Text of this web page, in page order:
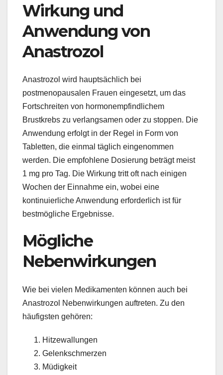
Wirkung und
Anwendung von
Anastrozol
Anastrozol wird hauptsächlich bei
postmenopausalen Frauen eingesetzt, um das
Fortschreiten von hormonempfindlichem
Brustkrebs zu verlangsamen oder zu stoppen. Die
Anwendung erfolgt in der Regel in Form von
Tabletten, die einmal täglich eingenommen
werden. Die empfohlene Dosierung beträgt meist
1 mg pro Tag. Die Wirkung tritt oft nach einigen
Wochen der Einnahme ein, wobei eine
kontinuierliche Anwendung erforderlich ist für
bestmögliche Ergebnisse.
Mögliche
Nebenwirkungen
Wie bei vielen Medikamenten können auch bei
Anastrozol Nebenwirkungen auftreten. Zu den
häufigsten gehören:
Hitzewallungen
Gelenkschmerzen
Müdigkeit